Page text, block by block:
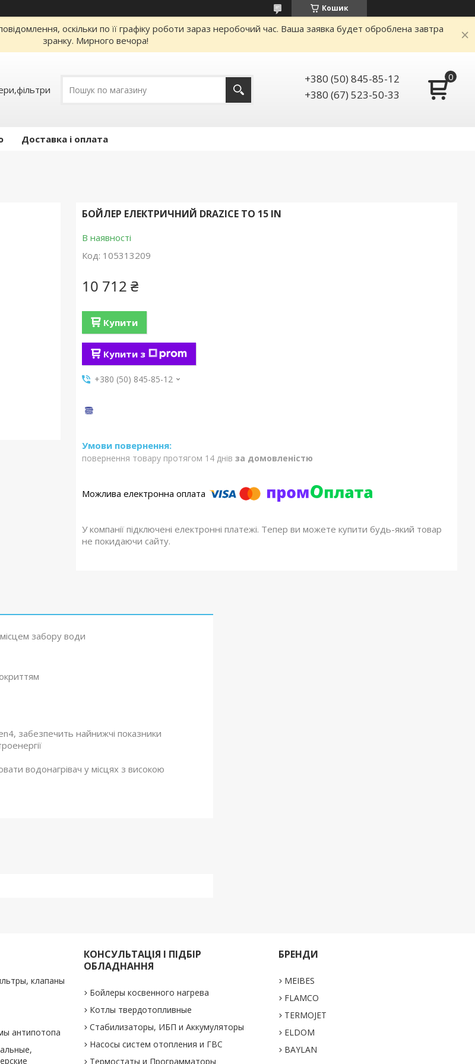
Кошик
оскільки по її графіку роботи зараз неробочий час. Ваша заявка будет оброблена завтра
зранку. Мирного вечора!
+380 (50) 845-85-12
+380 (67) 523-50-33
Доставка і оплата
БОЙЛЕР ЕЛЕКТРИЧНИЙ DRAZICE TO 15 IN
В наявності
Код: 105313209
10 712 ₴
Купити
Купити з
+380 (50) 845-85-12
повернення товару протягом 14 днів за домовленістю
У компанії підключені електронні платежі. Тепер ви можете купити будь-який товар
не покидаючи сайту.
забору води
забезпечить найнижчі показники
водонагрівач у місцях з високою
клапаны
антипотопа
КОНСУЛЬТАЦІЯ І ПІДБІР
ОБЛАДНАННЯ
Бойлеры косвенного нагрева
Котлы твердотопливные
Стабилизаторы, ИБП и Аккумуляторы
Насосы систем отопления и ГВС
Термостаты и Программаторы
БРЕНДИ
MEIBES
FLAMCO
TERMOJET
ELDOM
BAYLAN